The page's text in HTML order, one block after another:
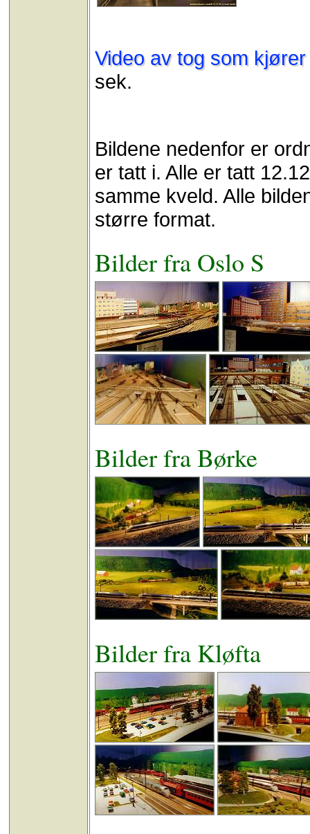
Video av tog som
sek.
Bildene nedenfor er
er tatt i. Alle er tatt
samme kveld. Alle
større format.
Bilder fra Oslo S
Bilder fra Børke
Bilder fra Kløfta